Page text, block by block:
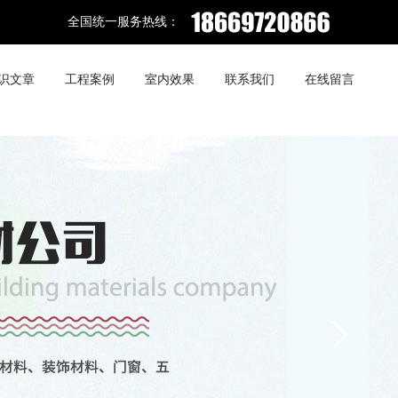
全国统一服务热线：
文章 工程案例 室内效果 联系我们 在线留言